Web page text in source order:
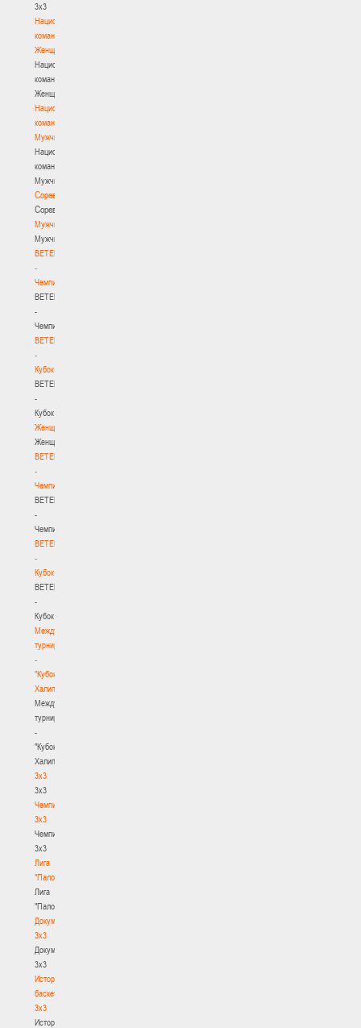
3х3
Национальная
команда.
Женщины
Национальная
команда.
Женщины
Национальная
команда.
Мужчины
Национальная
команда.
Мужчины
Соревнования
Соревнования
Мужчины
Мужчины
BETERA
-
Чемпионат
BETERA
-
Чемпионат
BETERA
-
Кубок
BETERA
-
Кубок
Женщины
Женщины
BETERA
-
Чемпионат
BETERA
-
Чемпионат
BETERA
-
Кубок
BETERA
-
Кубок
Международный
турнир
-
"Кубок
Халипского"
Международный
турнир
-
"Кубок
Халипского"
3x3
3x3
Чемпионат
3х3
Чемпионат
3х3
Лига
"Палова"
Лига
"Палова"
Документы
3х3
Документы
3х3
История
баскетбола
3х3
История